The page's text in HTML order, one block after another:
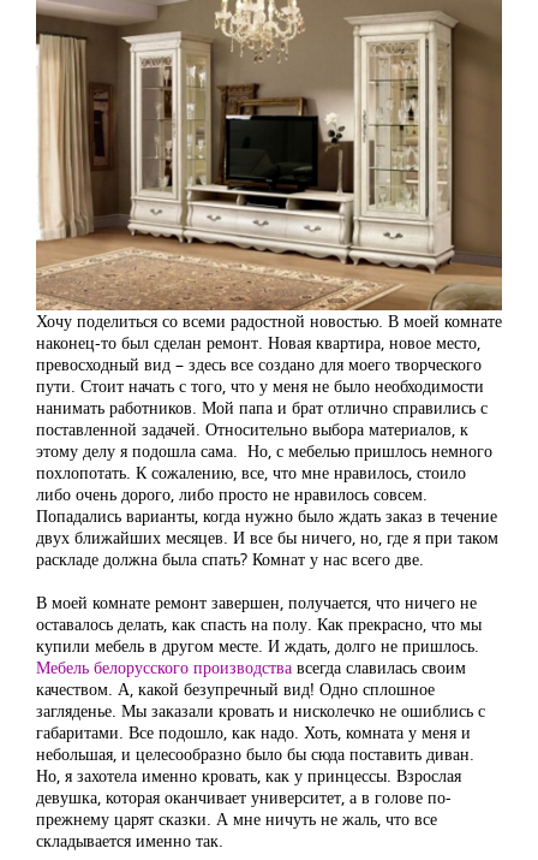
Хочу поделиться со всеми радостной новостью. В моей комнате
наконец-то был сделан ремонт. Новая квартира, новое место,
превосходный вид – здесь все создано для моего творческого
пути. Стоит начать с того, что у меня не было необходимости
нанимать работников. Мой папа и брат отлично справились с
поставленной задачей. Относительно выбора материалов, к
этому делу я подошла сама. Но, с мебелью пришлось немного
похлопотать. К сожалению, все, что мне нравилось, стоило
либо очень дорого, либо просто не нравилось совсем.
Попадались варианты, когда нужно было ждать заказ в течение
двух ближайших месяцев. И все бы ничего, но, где я при таком
раскладе должна была спать? Комнат у нас всего две.
В моей комнате ремонт завершен, получается, что ничего не
оставалось делать, как спасть на полу. Как прекрасно, что мы
купили мебель в другом месте. И ждать, долго не пришлось.
Мебель белорусского производства всегда славилась своим
качеством. А, какой безупречный вид! Одно сплошное
загляденье. Мы заказали кровать и нисколечко не ошиблись с
габаритами. Все подошло, как надо. Хоть, комната у меня и
небольшая, и целесообразно было бы сюда поставить диван.
Но, я захотела именно кровать, как у принцессы. Взрослая
девушка, которая оканчивает университет, а в голове по-
прежнему царят сказки. А мне ничуть не жаль, что все
складывается именно так.